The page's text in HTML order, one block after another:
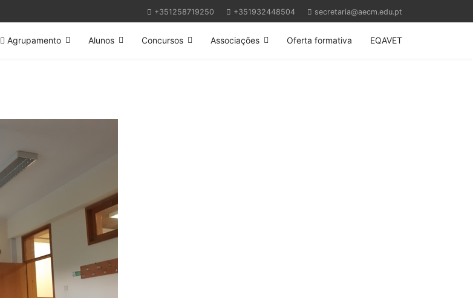
+351258719250 +351932448504 secretaria@aecm.edu.pt
Agrupamento Alunos Concursos Associações Oferta formativa EQAVET